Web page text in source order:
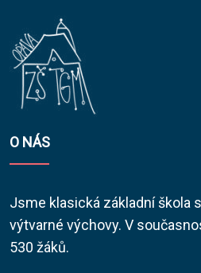
O NÁS
Jsme klasická základní škola
výtvarné výchovy. V
530 žáků.